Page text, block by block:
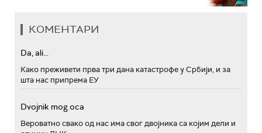
КОМЕНТАРИ
Da, ali...
Како преживети прва три дана катастрофе у Србији, и за
шта нас припрема ЕУ
Dvojnik mog oca
Вероватно свако од нас има свог двојника са којим дели и